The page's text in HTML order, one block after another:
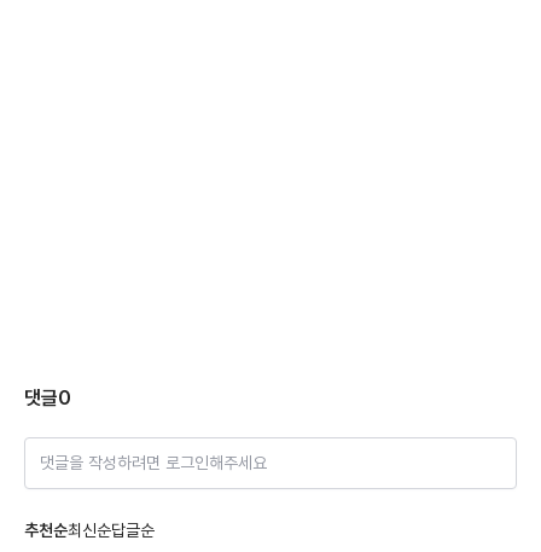
댓글0
댓글을 작성하려면 로그인해주세요
추천순최신순답글순